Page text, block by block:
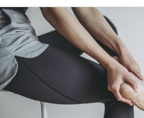
Dine
fødder
kan
fortælle,
om